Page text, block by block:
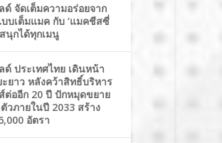
จัดเต็มความอร่อยจาก
บเต็มแมค กับ ‘แมคชีสซี่
นุกได้ทุกเมนู
ประเทศไทย เดินหน้า
ยาว หลังคว้าสิทธิ์บริหาร
ต่ออีก 20 ปี ปักหมุดขยาย
วภายในปี 2033 สร้าง
อัตรา